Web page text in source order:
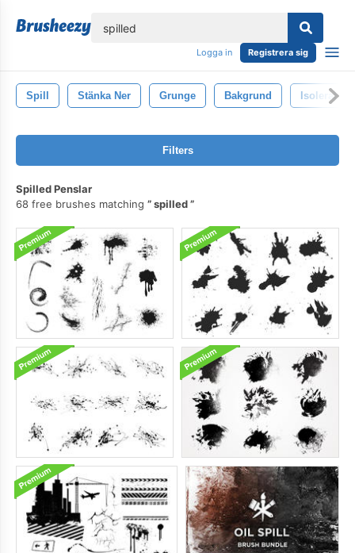
Logga in Registrera sig
Spill Stänka Ner Grunge Bakgrund Isolerat
Filters
Spilled Penslar
68 free brushes matching
spilled